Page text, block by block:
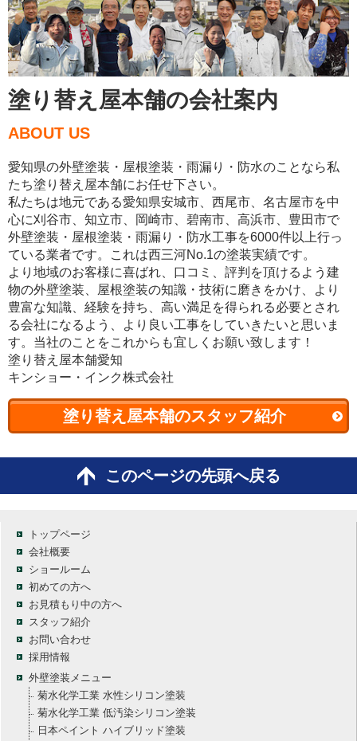
塗り替え屋本舗の会社案内
ABOUT US
愛知県の外壁塗装・屋根塗装・雨漏り・防水のことなら私
たち塗り替え屋本舗にお任せ下さい。
私たちは地元である愛知県安城市、西尾市、名古屋市を中
心に刈谷市、知立市、岡崎市、碧南市、高浜市、豊田市で
外壁塗装・屋根塗装・雨漏り・防水工事を6000件以上行っ
ている業者です。これは西三河No.1の塗装実績です。
より地域のお客様に喜ばれ、口コミ、評判を頂けるよう建
物の外壁塗装、屋根塗装の知識・技術に磨きをかけ、より
豊富な知識、経験を持ち、高い満足を得られる必要とされ
る会社になるよう、より良い工事をしていきたいと思いま
す。当社のことをこれからも宜しくお願い致します！
塗り替え屋本舗愛知
キンショー・インク株式会社
塗り替え屋本舗のスタッフ紹介
このページの先頭へ戻る
トップページ
会社概要
ショールーム
初めての方へ
お見積もり中の方へ
スタッフ紹介
お問い合わせ
採用情報
外壁塗装メニュー
菊水化学工業 水性シリコン塗装
菊水化学工業 低汚染シリコン塗装
日本ペイント ハイブリッド塗装